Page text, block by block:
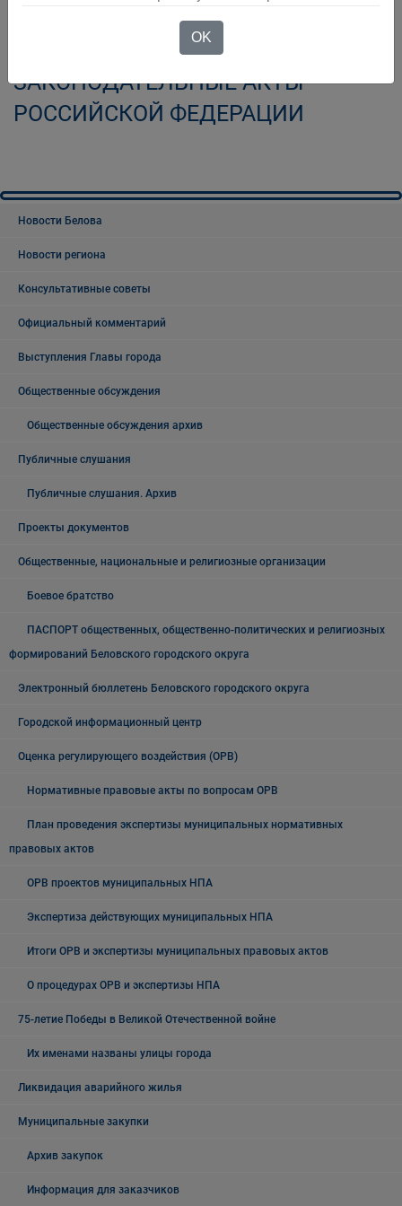
5.04.2021 №79-ФЗ О ВНЕСЕНИИ
ИЗМЕНЕНИЙ В ОТДЕЛЬНЫЕ
ЗАКОНОДАТЕЛЬНЫЕ АКТЫ
РОССИЙСКОЙ ФЕДЕРАЦИИ
Новости Белова
Новости региона
Консультативные советы
Официальный комментарий
Выступления Главы города
Общественные обсуждения
Общественные обсуждения архив
Публичные слушания
Публичные слушания. Архив
Проекты документов
Общественные, национальные и религиозные организации
Боевое братство
ПАСПОРТ общественных, общественно-политических и религиозных
формирований Беловского городского округа
Электронный бюллетень Беловского городского округа
Городской информационный центр
Оценка регулирующего воздействия (ОРВ)
Нормативные правовые акты по вопросам ОРВ
План проведения экспертизы муниципальных нормативных
правовых актов
ОРВ проектов муниципальных НПА
Экспертиза действующих муниципальных НПА
Итоги ОРВ и экспертизы муниципальных правовых актов
О процедурах ОРВ и экспертизы НПА
75-летие Победы в Великой Отечественной войне
Их именами названы улицы города
Ликвидация аварийного жилья
Муниципальные закупки
Архив закупок
Информация для заказчиков
OK